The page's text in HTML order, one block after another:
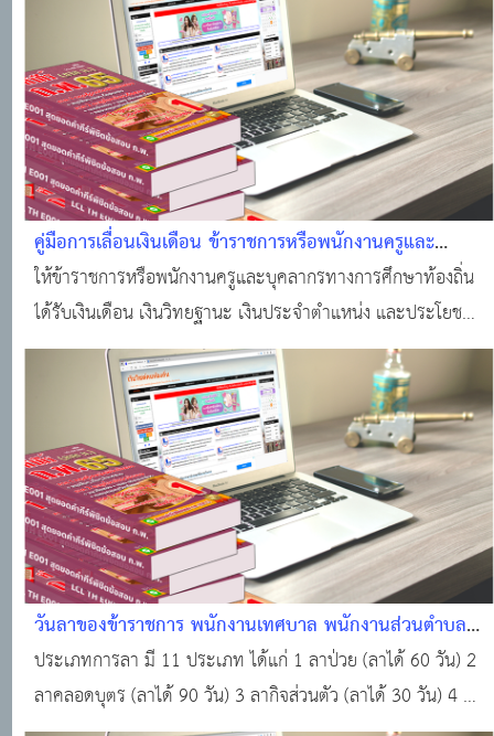
คู่มือการเลื่อนเงินเดือน ข้าราชการหรือพนักงานครูและ
บุคลากรทางการศึกษาสังกัดองค์กรปกครองส่วนท้องถิ่น
ให้ข้าราชการหรือพนักงานครูและบุคลากรทางการศึกษาท้องถิ่น
ได้รับเงินเดือน เงินวิทยฐานะ เงินประจำตำแหน่ง และประโยชน์
ตอบแทนอื่น ตามกฎหมายว่าด้วยเงินเดือน เงินวิทยฐานะ และ
เงินประจำตำแหน่งข้าราชการครูและบุคลากรทางการศึกษา
ประกอบกับมาตรฐานทั่วไปเกี่ยวกับการเลื่อน
วันลาของข้าราชการ พนักงานเทศบาล พนักงานส่วนตำบล
พนักงานจ้างตามภารกิจ พนักงานจ้างทั่วไป ขององค์กร
ปกครองส่วนท้องถิ่น เช่น ลาป่วย ลากิจส่วนตัว ลาคลอด
ประเภทการลา มี 11 ประเภท ได้แก่ 1 ลาป่วย (ลาได้ 60 วัน) 2
ลาคลอดบุตร (ลาได้ 90 วัน) 3 ลากิจส่วนตัว (ลาได้ 30 วัน) 4 ลา